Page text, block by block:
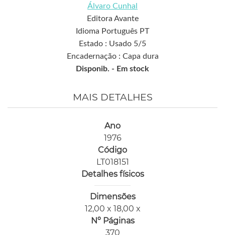
Álvaro Cunhal
Editora Avante
Idioma Português PT
Estado : Usado 5/5
Encadernação : Capa dura
Disponib. - Em stock
MAIS DETALHES
Ano
1976
Código
LT018151
Detalhes físicos
Dimensões
12,00 x 18,00 x
Nº Páginas
370